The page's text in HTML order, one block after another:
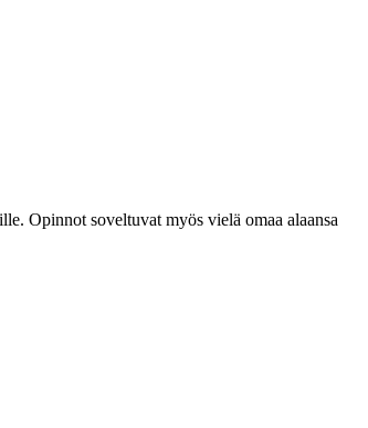
Opinnot soveltuvat myös vielä omaa alaansa